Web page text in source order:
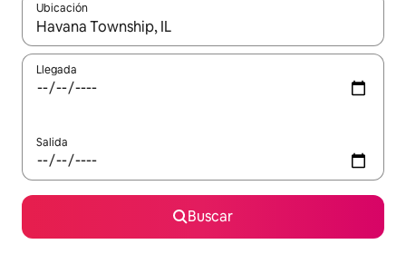
Ubicación
Cuando los resultados estén disponibles, navega con las
Llegada
Salida
Buscar